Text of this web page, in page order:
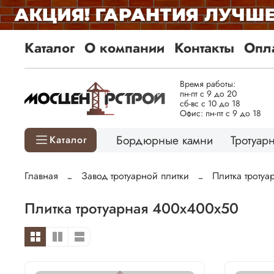
Каталог О компании Контакты
Время работы:
пн-пт с 9 до 20
сб-вс с 10 до 18
Офис: пн-пт с 9 до 18
Каталог Бордюрные камни
Главная Завод тротуарной плитки Плитка
Плитка тротуарная 400х400х50